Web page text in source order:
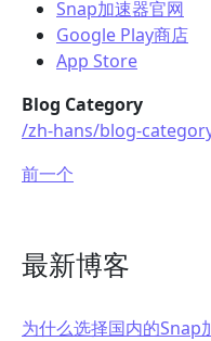
Snap加速器官网
Google Play商店
App Store
Blog Category
/zh-hans/blog-
前一个
最新博客
为什么选择国内的Snap